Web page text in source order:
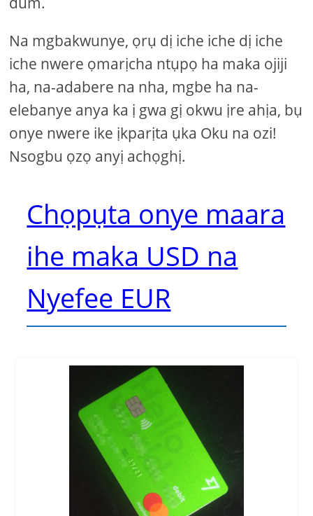
Na mgbakwunye, ọrụ dị iche iche dị iche
iche nwere ọmarịcha ntụpọ ha maka ojiji
ha, na-adabere na nha, mgbe ha na-
elebanye anya ka ị gwa gị okwu ịre ahịa, bụ
onye nwere ike ịkparịta ụka Oku na ozi!
Nsogbu ọzọ anyị achọghị.
Chọpụta onye maara
ihe maka USD na
Nyefee EUR